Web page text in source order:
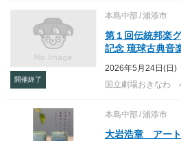
開催終了
本島中部 浦添市
第１回伝統邦楽
記念 琉球古典音
渕愛子の会
2026年5月24日(日)
国立劇場おきなわ
本島中部 浦添市
大岩浩章 アー